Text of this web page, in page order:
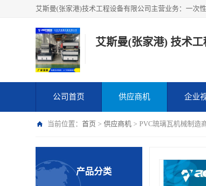
艾斯曼(张家港) 技术
公司首页 供应商机 企业
当前位置： 首页 > 供应商机 > PVC琉璃瓦机械制造
产品分类